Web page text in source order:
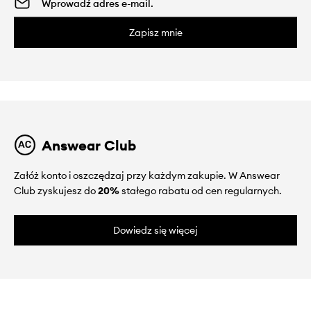
Zapisz mnie
Answear Club
Załóż konto i oszczędzaj przy każdym zakupie. W Answear
Club zyskujesz do20%stałego rabatu od cen regularnych.
Dowiedz się więcej